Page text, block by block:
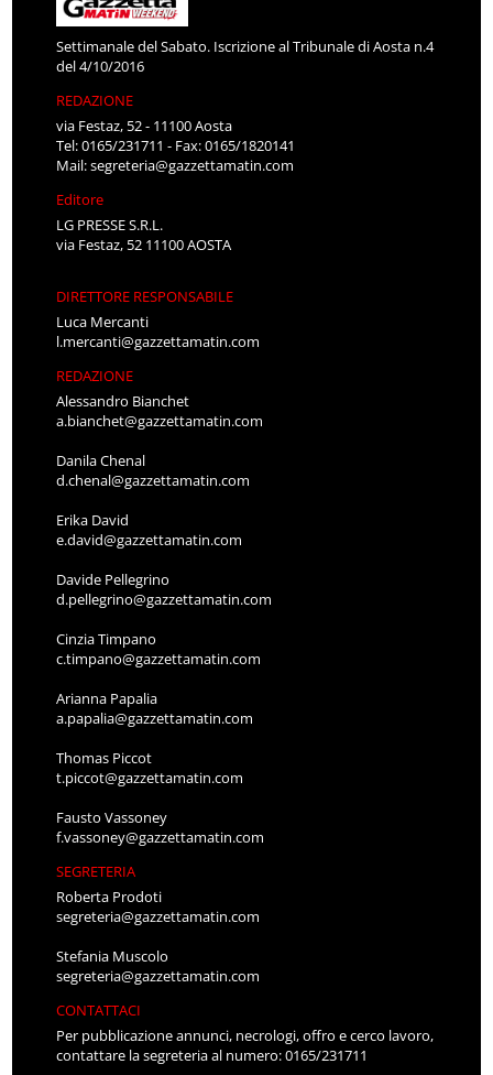
Settimanale del Sabato. Iscrizione al Tribunale di Aosta n.4
del 4/10/2016
REDAZIONE
via Festaz, 52 - 11100 Aosta
Tel: 0165/231711 - Fax: 0165/1820141
Mail:segreteria@gazzettamatin.com
Editore
LG PRESSE S.R.L.
via Festaz, 52 11100 AOSTA
DIRETTORE RESPONSABILE
Luca Mercanti
l.mercanti@gazzettamatin.com
REDAZIONE
Alessandro Bianchet
a.bianchet@gazzettamatin.com
Danila Chenal
d.chenal@gazzettamatin.com
Erika David
e.david@gazzettamatin.com
Davide Pellegrino
d.pellegrino@gazzettamatin.com
Cinzia Timpano
c.timpano@gazzettamatin.com
Arianna Papalia
a.papalia@gazzettamatin.com
Thomas Piccot
t.piccot@gazzettamatin.com
Fausto Vassoney
f.vassoney@gazzettamatin.com
SEGRETERIA
Roberta Prodoti
segreteria@gazzettamatin.com
Stefania Muscolo
segreteria@gazzettamatin.com
CONTATTACI
Per pubblicazione annunci, necrologi, offro e cerco lavoro,
contattare la segreteria al numero: 0165/231711